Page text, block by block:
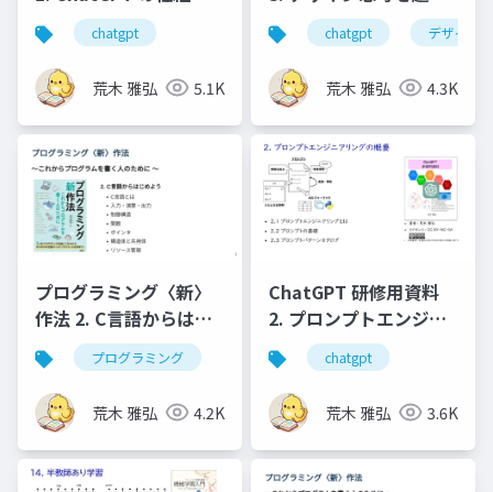
と基本的な使い⽅
chatgpt
荒木 雅弘 5.1K
としたプロンプトエン
ジニアリングの実践
chatgpt デザイン
荒木 雅弘 4.3K
プログラミング〈新〉
作法 2. C言語からはじ
めよう プログラミング
荒木 雅弘 4.2K
ChatGPT 研修用資料
2. プロンプトエンジニ
アリングの概要
chatgpt
荒木 雅弘 3.6K